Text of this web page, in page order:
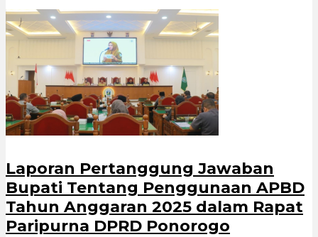
Laporan Pertanggung Jawaban
Bupati Tentang Penggunaan APBD
Tahun Anggaran 2025 dalam Rapat
Paripurna DPRD Ponorogo